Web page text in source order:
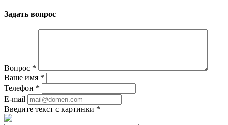
Задать вопрос
Вопрос *
Ваше имя *
Телефон *
E-mail
Введите текст с картинки *